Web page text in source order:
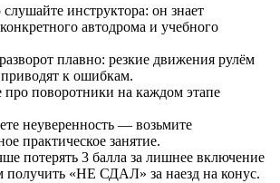
инструктора: он знает
автодрома и учебного
плавно: резкие движения рулём
к ошибкам.
про поворотники на каждом этапе
неуверенность — возьмите
практическое занятие.
потерять 3 балла за лишнее включение
получить «НЕ СДАЛ» за наезд на конус.